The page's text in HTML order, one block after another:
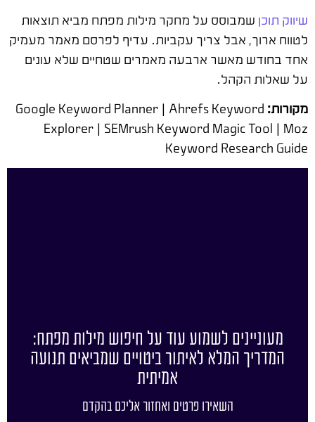
שיווק תוכן שמבוסס על מחקר מילות מפתח מביא תוצאות
לטווח ארוך, אבל צריך עקביות. עדיף לפרסם מאמר מעמיק
אחד בחודש מאשר ארבעה מאמרים שטחיים שלא עונים
על שאלות הקהל.
מקורות: Google Keyword Planner | Ahrefs Keyword
Explorer | SEMrush Keyword Magic Tool | Moz
Keyword Research Guide
מעוניינים לשמוע עוד על חיפוש מילות מפתח:
המדריך המלא לאיתור ביטויים שמביאים תנועה
אמיתית
השאירו פרטים ואחזור אליכם בהקדם